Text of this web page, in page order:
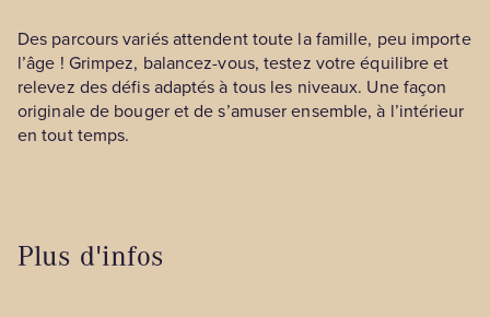
Des parcours variés attendent toute la famille, peu importe
l’âge ! Grimpez, balancez-vous, testez votre équilibre et
relevez des défis adaptés à tous les niveaux. Une façon
originale de bouger et de s’amuser ensemble, à l’intérieur
en tout temps.
Plus d'infos